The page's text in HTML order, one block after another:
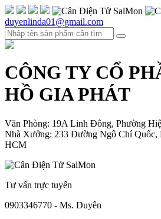
duyenlinda01@gmail.com
CÔNG TY CỔ
HỒ GIA PHÁT
Văn Phòng: 19A Linh Đông, Phường
Nhà Xưởng: 233 Đường Ngô Chí Quốc,
HCM
Tư vấn trực tuyến
0903346770 - Ms. Duyên